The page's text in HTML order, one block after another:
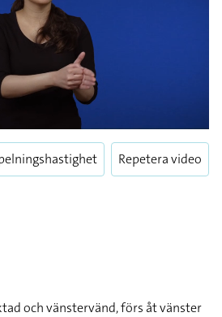
Repetera video
och vänstervänd, förs åt vänster